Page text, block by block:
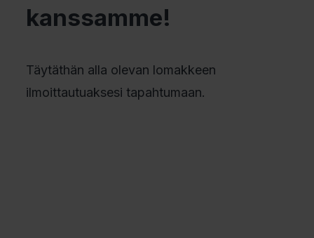
kanssamme!
Täytäthän alla olevan lomakkeen
ilmoittautuaksesi tapahtumaan.